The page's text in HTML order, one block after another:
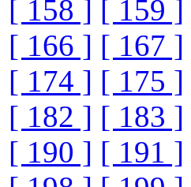
[ 158 ] [ 159 ]
[ 166 ] [ 167 ]
[ 174 ] [ 175 ]
[ 182 ] [ 183 ]
[ 190 ] [ 191 ]